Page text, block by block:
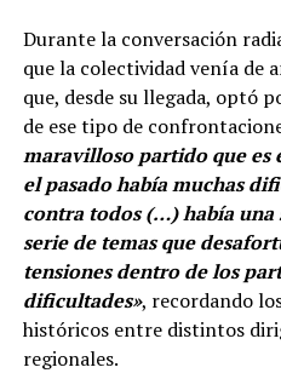
Durante la conversación
que la colectividad venía de
que, desde su llegada, optó
de ese tipo de
maravilloso partido que es
el pasado había muchas
contra todos (…) había una
serie de temas que
tensiones dentro de los
dificultades», recordando
históricos entre distintos
regionales.